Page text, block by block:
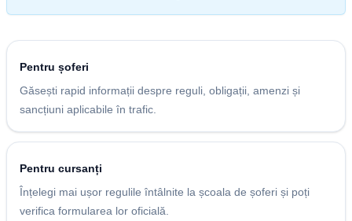
Pentru șoferi
Găsești rapid informații despre reguli, obligații, amenzi și
sancțiuni aplicabile în trafic.
Pentru cursanți
Înțelegi mai ușor regulile întâlnite la școala de șoferi și poți
verifica formularea lor oficială.